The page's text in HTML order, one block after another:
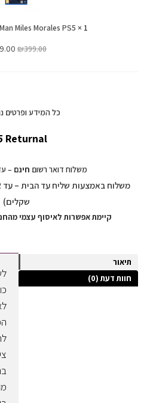
PS5
1
×
Miles Morales PS5
₪399.00
כל המידע ופרטים
Returnal
משלוח דואר רשום חינם – עד 7 ימים
שקלים)
קיימת אפשרות לאיסוף עצמי
תיאור
חוות דעת (0)